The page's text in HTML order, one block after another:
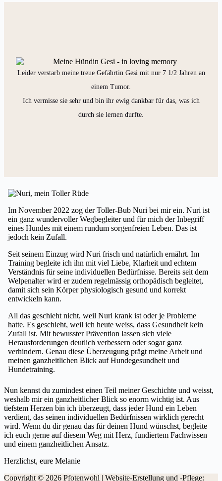
Leider verstarb meine treue Gefährtin Gesi mit nur 7 1/2 Jahren an
einem Tumor.
Ich vermisse sie sehr und bin ihr ewig dankbar für das, was ich
durch sie lernen durfte.
Im November 2022 zog der Toller-Bub Nuri bei mir ein. Nuri ist
ein ganz wundervoller Wegbegleiter und für mich der Inbegriff
eines Hundes mit einem rundum sorgenfreien Leben. Das ist
jedoch kein Zufall.
Seit seinem Einzug wird Nuri frisch und natürlich ernährt. Im
Training begleite ich ihn mit viel Liebe, Klarheit und echtem
Verständnis für seine individuellen Bedürfnisse. Bereits seit dem
Welpenalter wird er zudem regelmässig orthopädisch begleitet,
damit sich sein Körper physiologisch gesund und korrekt
entwickeln kann.
All das geschieht nicht, weil Nuri krank ist oder je Probleme
hatte. Es geschieht, weil ich heute weiss, dass Gesundheit kein
Zufall ist. Mit bewusster Prävention lassen sich viele
Herausforderungen deutlich verbessern oder sogar ganz
verhindern. Genau diese Überzeugung prägt meine Arbeit und
meinen ganzheitlichen Blick auf Hundegesundheit und
Hundetraining.
Nun kennst du zumindest einen Teil meiner Geschichte und weisst,
weshalb mir ein ganzheitlicher Blick so enorm wichtig ist. Aus
tiefstem Herzen bin ich überzeugt, dass jeder Hund ein Leben
verdient, das seinen individuellen Bedürfnissen wirklich gerecht
wird. Wenn du dir genau das für deinen Hund wünschst, begleite
ich euch gerne auf diesem Weg mit Herz, fundiertem Fachwissen
und einem ganzheitlichen Ansatz.
Herzlichst, eure Melanie
Copyright © 2026 Pfotenwohl | Website-Erstellung und -Pflege: